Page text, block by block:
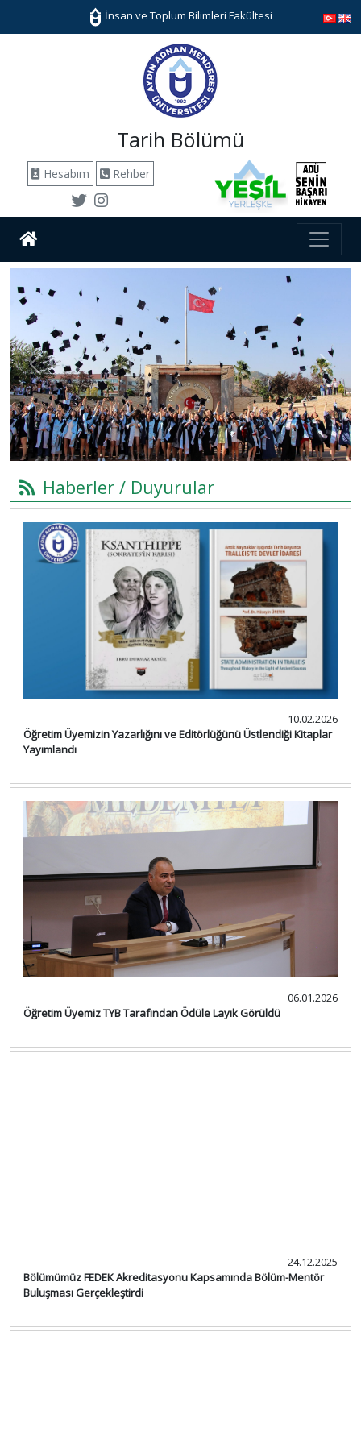
İnsan ve Toplum Bilimleri Fakültesi
Tarih Bölümü
Hesabım Rehber
Previous Next
Haberler / Duyurular
10.02.2026
Öğretim Üyemizin Yazarlığını ve Editörlüğünü Üstlendiği Kitaplar
Yayımlandı
06.01.2026
Öğretim Üyemiz TYB Tarafından Ödüle Layık Görüldü
24.12.2025
Bölümümüz FEDEK Akreditasyonu Kapsamında Bölüm-Mentör
Buluşması Gerçekleştirdi